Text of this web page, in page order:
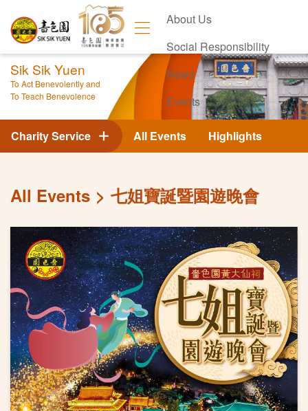
About Us
Social Responsibility
News
Events
Contact Us
Sik Sik Yuen
To Act Benevolently and
To Teach Benevolence
All Events Highlights
Charity Service
All Events 七姐寶誕暨園遊晚會